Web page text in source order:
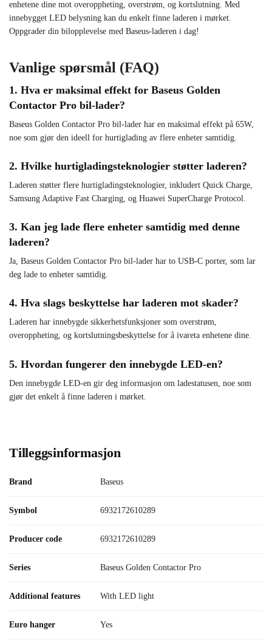
enhetene dine mot overoppheting, overstrøm, og kortslutning. Med
innebygget LED belysning kan du enkelt finne laderen i mørket.
Oppgrader din bilopplevelse med Baseus-laderen i dag!
Vanlige spørsmål (FAQ)
1. Hva er maksimal effekt for Baseus Golden
Contactor Pro bil-lader?
Baseus Golden Contactor Pro bil-lader har en maksimal effekt på 65W,
noe som gjør den ideell for hurtiglading av flere enheter samtidig.
2. Hvilke hurtigladingsteknologier støtter laderen?
Laderen støtter flere hurtigladingsteknologier, inkludert Quick Charge,
Samsung Adaptive Fast Charging, og Huawei SuperCharge Protocol.
3. Kan jeg lade flere enheter samtidig med denne
laderen?
Ja, Baseus Golden Contactor Pro bil-lader har to USB-C porter, som lar
deg lade to enheter samtidig.
4. Hva slags beskyttelse har laderen mot skader?
Laderen har innebygde sikkerhetsfunksjoner som overstrøm,
overoppheting, og kortslutningsbeskyttelse for å ivareta enhetene dine.
5. Hvordan fungerer den innebygde LED-en?
Den innebygde LED-en gir deg informasjon om ladestatusen, noe som
gjør det enkelt å finne laderen i mørket.
Tilleggsinformasjon
Brand Baseus
Symbol 6932172610289
Producer code 6932172610289
Series Baseus Golden Contactor Pro
Additional features With LED light
Euro hanger Yes